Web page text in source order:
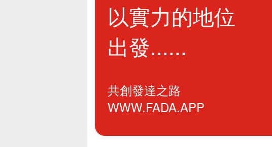
以實力的地位
出發......
共創發達之路
WWW.FADA.APP